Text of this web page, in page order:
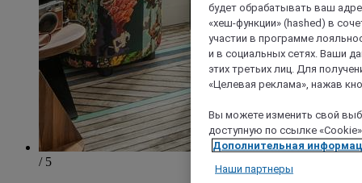
/ 5
будет обрабатывать ваш
«хеш-функции» (hashed) в
участии в программе
и в социальных сетях. Ваши
этих третьих лиц. Для
«Целевая реклама», нажав
Вы можете изменить свой
доступную по ссылке
Дополнительная
Наши партнеры